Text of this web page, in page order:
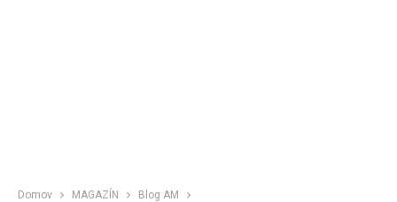
Domov MAGAZÍN
Blog AM